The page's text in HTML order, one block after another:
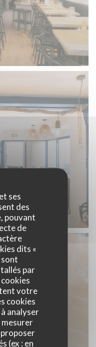
ses
des
pouvant
de
dits «
sont
par
votre
cookies
analyser
(ex : en